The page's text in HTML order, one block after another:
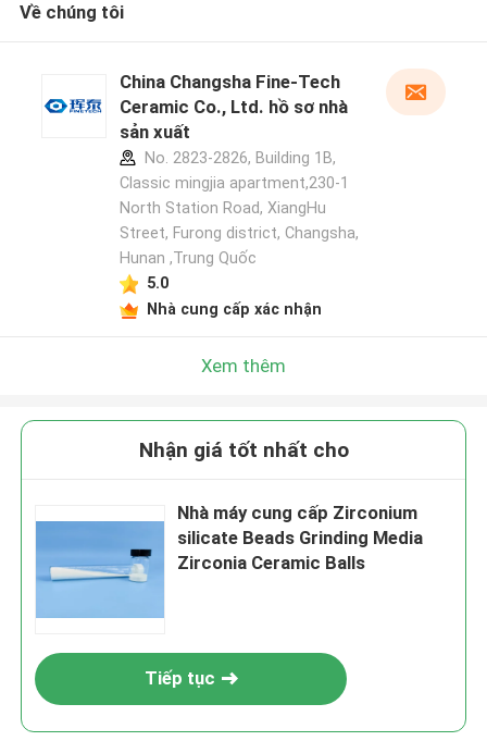
Về chúng tôi
China Changsha Fine-Tech
Ceramic Co., Ltd. hồ sơ nhà
sản xuất
No. 2823-2826, Building 1B,
Classic mingjia apartment,230-1
North Station Road, XiangHu
Street, Furong district, Changsha,
Hunan ,Trung Quốc
5.0
Nhà cung cấp xác nhận
Xem thêm
Nhận giá tốt nhất cho
Nhà máy cung cấp Zirconium
silicate Beads Grinding Media
Zirconia Ceramic Balls
Tiếp tục